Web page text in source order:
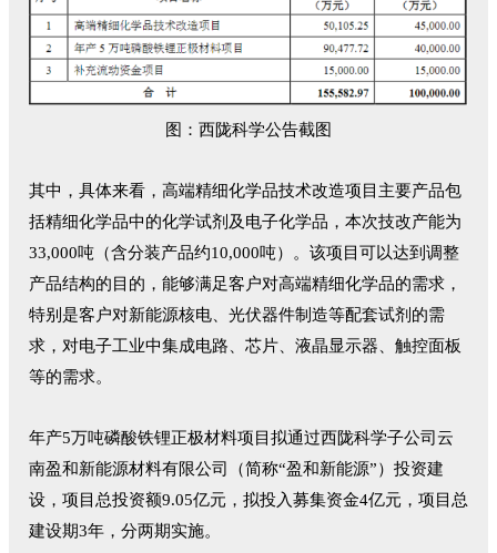
图：西陇科学公告截图
其中，具体来看，高端精细化学品技术改造项目主要产品包
括精细化学品中的化学试剂及电子化学品，本次技改产能为
33,000吨（含分装产品约10,000吨）。该项目可以达到调整
产品结构的目的，能够满足客户对高端精细化学品的需求，
特别是客户对新能源核电、光伏器件制造等配套试剂的需
求，对电子工业中集成电路、芯片、液晶显示器、触控面板
等的需求。
年产5万吨磷酸铁锂正极材料项目拟通过西陇科学子公司云
南盈和新能源材料有限公司（简称“盈和新能源”）投资建
设，项目总投资额9.05亿元，拟投入募集资金4亿元，项目总
建设期3年，分两期实施。